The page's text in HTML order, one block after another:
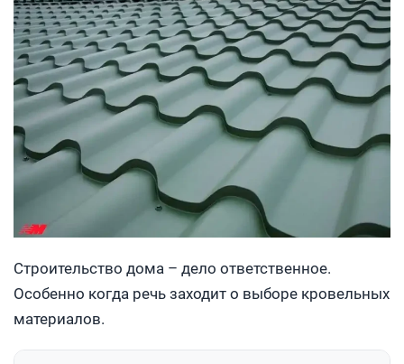
Строительство дома – дело ответственное.
Особенно когда речь заходит о выборе кровельных
материалов.